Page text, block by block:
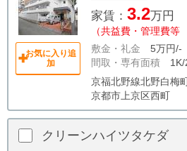
お気に入り追
加
家賃： 3.2万円
（共益費・管理費等
敷金・礼金 5万円/-
間取・専有面積 1K/
京福北野線北野白梅
京都市上京区西町
クリーンハイツタケダ